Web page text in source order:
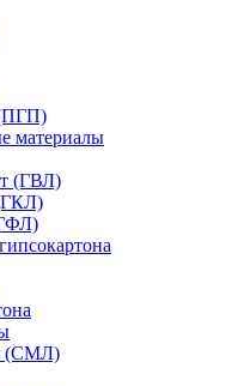
материалы
(ГВЛ)
(СМЛ)